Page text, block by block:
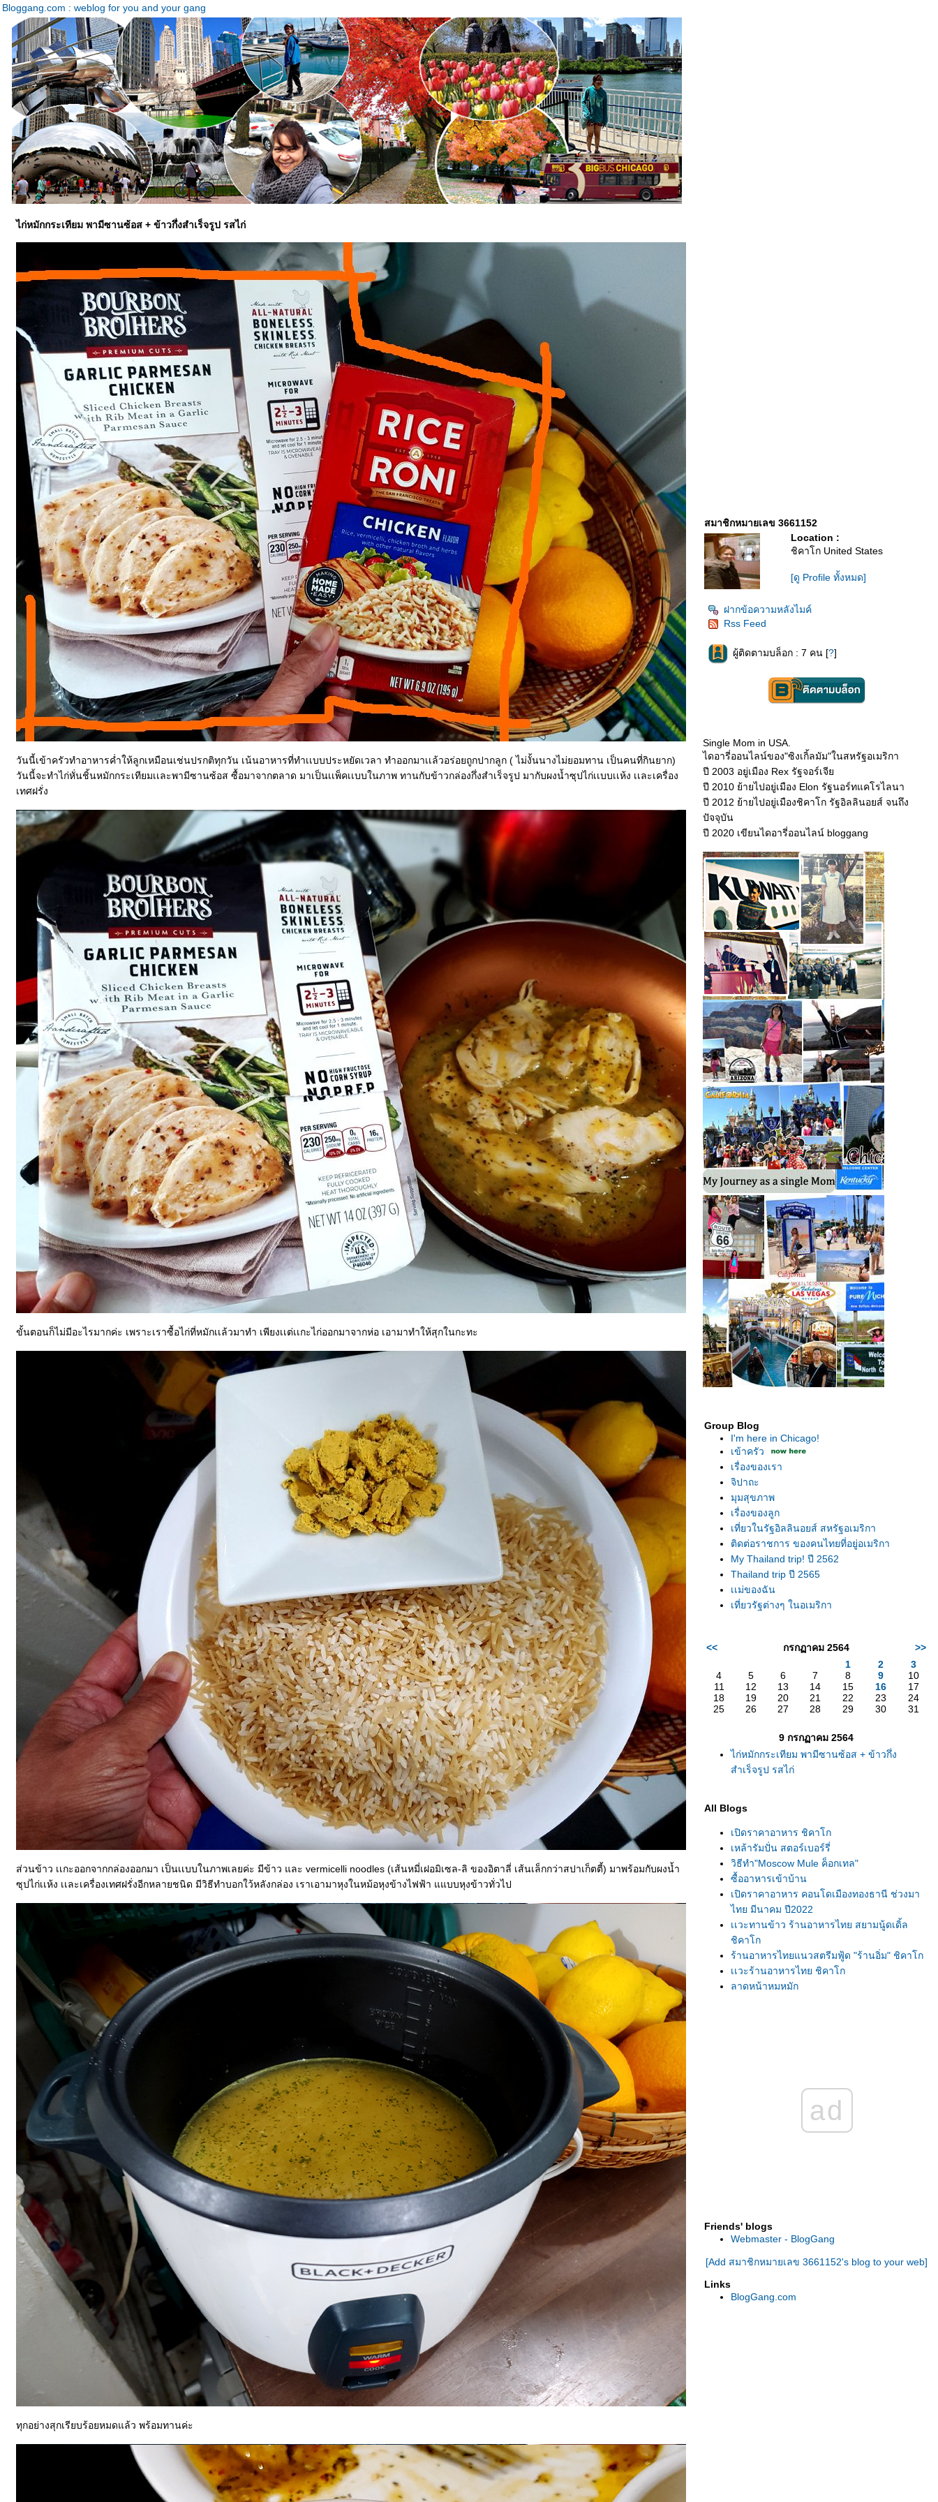
Bloggang.com : weblog for you and your gang
ไก่หมักกระเทียม พามีซานซ้อส + ข้าวกึ่งสำเร็จรูป รสไก่
วันนี้เข้าครัวทำอาหารค่ำให้ลูกเหมือนเช่นปรกติทุกวัน เน้นอาหารที่ทำเเบบประหยัดเวลา ทำออกมาเเล้วอร่อยถูกปากลูก ( ไม่งั้นนางไม่ยอมทาน เป็นคนที่กินยาก)
วันนี้จะทำไก่หั่นชิ้นหมักกระเทียมเเละพามีซานซ้อส ซื้อมาจากตลาด มาเป็นเเพ็คเเบบในภาพ ทานกับข้าวกล่องกึ่งสำเร็จรูป มากับผงน้ำซุปไก่เเบบเเห้ง เเละเครื่อง
เทศฝรั่ง
ขั้นตอนก็ไม่มีอะไรมากค่ะ เพราะเราซื้อไก่ที่หมักเเล้วมาทำ เพียงเเต่เเกะไก่ออกมาจากห่อ เอามาทำให้สุกในกะทะ
ส่วนข้าว เเกะออกจากกล่องออกมา เป็นเเบบในภาพเลยค่ะ มีข้าว และ vermicelli noodles (เส้นหมี่เฝอมิเซล-ลิ ของอิตาลี่ เส้นเล็กกว่าสปาเก็ตตี้) มาพร้อมกับผงน้ำ
ซุปไก่เเห้ง เเละเครื่องเทศฝรั่งอีกหลายชนิด มีวิธีทำบอกใว้หลังกล่อง เราเอามาหุงในหม้อหุงข้างไฟฟ้า แแบบหุงข้าวทั่วไป
ทุกอย่างสุกเรียบร้อยหมดแล้ว พร้อมทานค่ะ
สมาชิกหมายเลข 3661152
Location :
ชิคาโก United States
[ดู Profile ทั้งหมด]
ฝากข้อความหลังไมค์
Rss Feed
ผู้ติดตามบล็อก : 7 คน [?]
Single Mom in USA.
ไดอารี่ออนไลน์ของ"ซิงเกิ้ลมัม"ในสหรัฐอเมริกา
ปี 2003 อยู่เมือง Rex รัฐจอร์เจี
ปี 2010 ย้ายไปอยู่เมือง Elon รัฐนอร์ทแคโรไลนา
ปี 2012 ย้ายไปอยู่เมืองชิคาโก รัฐอิลลินอยส์ จนถึง
ปัจจุบัน
ปี 2020 เขียนไดอารี่ออนไลน์ bloggang
Group Blog
I'm here in Chicago!
เข้าครัว
เรื่องของเรา
จิปาถะ
มุมสุขภาพ
เรื่องของลูก
เที่ยวในรัฐอิลลินอยส์ สหรัฐอเมริกา
ติดต่อราชการ ของคนไทยที่อยู่อเมริกา
My Thailand trip! ปี 2562
Thailand trip ปี 2565
เเม่ของฉัน
เที่ยวรัฐต่างๆ ในอเมริกา
<< กรกฏาคม 2564
>>
1
2
3
4
5 6 7 8 9
10
11
12 13 14 15 16
17
18
19 20 21 22 23
24
25
26 27 28 29 30 31
9 กรกฏาคม 2564
ไก่หมักกระเทียม พามีซานซ้อส + ข้าวกึ่ง
สำเร็จรูป รสไก่
All Blogs
เปิดราคาอาหาร ชิคาโก
เหล้ารัมปั่น สตอร์เบอร์รี่
วิธีทำ"Moscow Mule ค็อกเทล"
ซื้ออาหารเข้าบ้าน
เปิดราคาอาหาร คอนโดเมืองทองธานี ช่วงมา
ไทย มีนาคม ปี2022
เเวะทานข้าว ร้านอาหารไทย สยามนู้ดเดิ้ล
ชิคาโก
ร้านอาหารไทยแนวสตรีมฟู้ด "ร้านอิ่ม" ชิคาโก
เเวะร้านอาหารไทย ชิคาโก
ลาดหน้าหมูหมัก
ร้านซุปเปอร์มาเกตไทย ชิคาโก หลังโควิด 19
ชีสเค้กชาไทย หน้านิ่ม
ไปซื้อของ ร้านซุปเปอร์มาเกต เกาหลี "H mart"
tripadvisor ชวนมาชิม "ร้านอาหารไทย"
ไก่หมักกระเทียม พามีซานซ้อส + ข้าวกึ่ง
ad
Friends' blogs
Webmaster - BlogGang
[Add สมาชิกหมายเลข 3661152's blog to your web]
Links
BlogGang.com